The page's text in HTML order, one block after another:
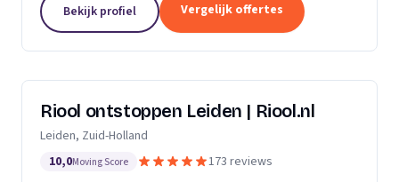
Bekijk profiel Vergelijk offertes
Riool ontstoppen Leiden | Riool.nl
Leiden, Zuid-Holland
10,0Moving Score 173 reviews